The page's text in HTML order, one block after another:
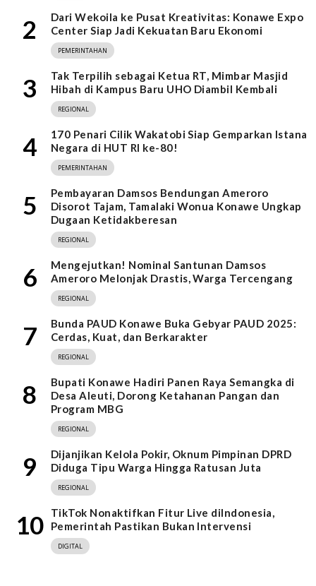
2
Dari Wekoila ke Pusat Kreativitas: Konawe Expo
Center Siap Jadi Kekuatan Baru Ekonomi
PEMERINTAHAN
3
Tak Terpilih sebagai Ketua RT, Mimbar Masjid
Hibah di Kampus Baru UHO Diambil Kembali
REGIONAL
4
170 Penari Cilik Wakatobi Siap Gemparkan Istana
Negara di HUT RI ke-80!
PEMERINTAHAN
5
Pembayaran Damsos Bendungan Ameroro
Disorot Tajam, Tamalaki Wonua Konawe Ungkap
Dugaan Ketidakberesan
REGIONAL
6
Mengejutkan! Nominal Santunan Damsos
Ameroro Melonjak Drastis, Warga Tercengang
REGIONAL
7
Bunda PAUD Konawe Buka Gebyar PAUD 2025:
Cerdas, Kuat, dan Berkarakter
REGIONAL
8
Bupati Konawe Hadiri Panen Raya Semangka di
Desa Aleuti, Dorong Ketahanan Pangan dan
Program MBG
REGIONAL
9
Dijanjikan Kelola Pokir, Oknum Pimpinan DPRD
Diduga Tipu Warga Hingga Ratusan Juta
REGIONAL
10
TikTok Nonaktifkan Fitur Live diIndonesia,
Pemerintah Pastikan Bukan Intervensi
DIGITAL